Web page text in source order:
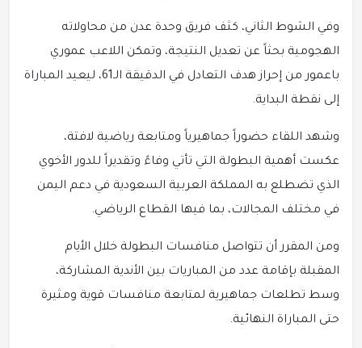
وفي الشوط الثاني، كثف فريق وحدة عدن من محاولاته
الهجومية بحثاً عن تعديل النتيجة، وتمكن اللاعب عموري
باعمور من إحراز هدف التعادل في الدقيقة الـ61، ليعيد المباراة
إلى نقطة البداية.
وشهد اللقاء حضوراً جماهيرياً ومتابعة رياضية لافتة،
عكست أهمية البطولة التي تأتي وفاءً وتقديراً للدور الأخوي
الذي تضطلع به المملكة العربية السعودية في دعم اليمن
في مختلف المجالات، بما فيها القطاع الرياضي.
ومن المقرر أن تتواصل منافسات البطولة خلال الأيام
المقبلة بإقامة عدد من المباريات بين الأندية المشاركة،
وسط تطلعات جماهيرية لمتابعة منافسات قوية ومثيرة
حتى المباراة النهائية.